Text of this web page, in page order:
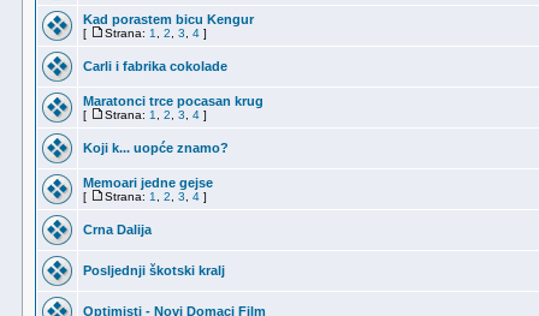
Kad porastem bicu Kengur
[ Strana: 1 2 3 4 ]
Carli i fabrika cokolade
Maratonci trce pocasan krug
[ Strana: 1 2 3 4 ]
Koji k... uopće znamo?
Memoari jedne gejse
[ Strana: 1 2 3 4 ]
Crna Dalija
Posljednji škotski kralj
Optimisti - Novi Domaci Film